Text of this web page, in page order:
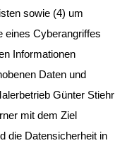
sowie (4) um
eines Cyberangriffes
Informationen
Daten und
Günter Stiehr
mit dem Ziel
die Datensicherheit in